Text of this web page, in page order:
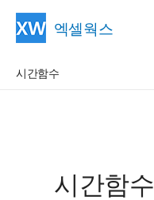
엑셀웍스
시간함수
시간함수